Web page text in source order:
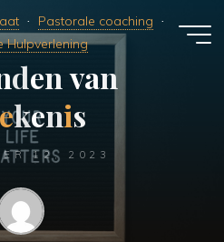
Pastorale coaching
Hulpverlening
denvan
kenis
12, 2023